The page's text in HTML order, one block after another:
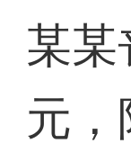
某某
元，